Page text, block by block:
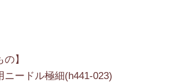
】
ニードル極細(h441-023)